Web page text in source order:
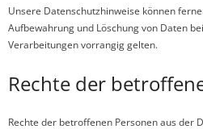
Unsere Datenschutzhinweise können
Aufbewahrung und Löschung von Daten
Verarbeitungen vorrangig gelten.
Rechte der
Rechte der betroffenen Personen aus der